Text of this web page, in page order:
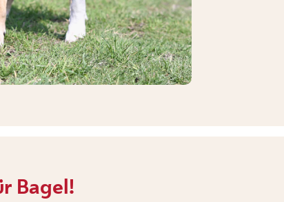
Bagel!